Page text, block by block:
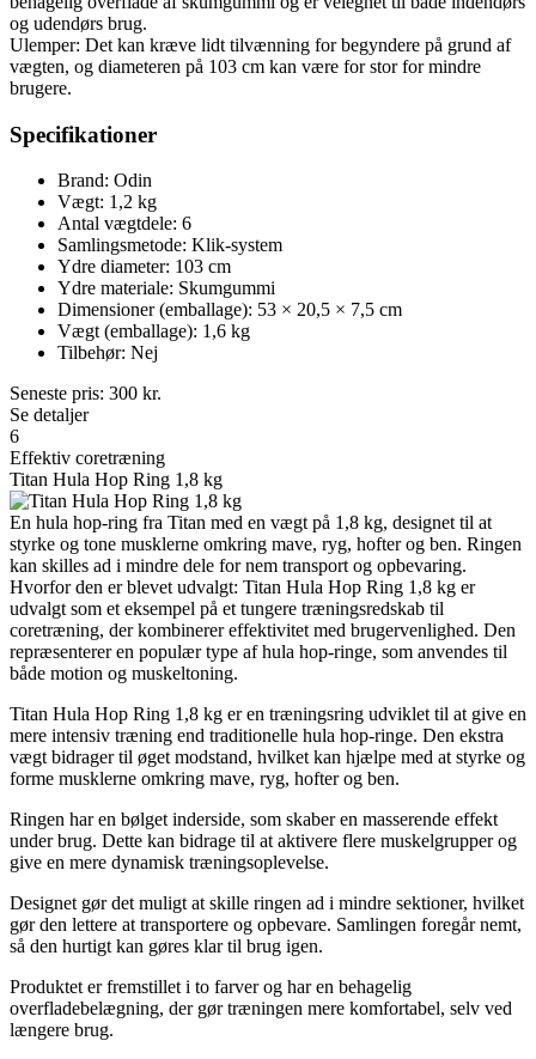
og udendørs brug.
Ulemper: Det kan kræve lidt tilvænning for begyndere på grund af
vægten, og diameteren på 103 cm kan være for stor for mindre
brugere.
Specifikationer
Brand: Odin
Vægt: 1,2 kg
Antal vægtdele: 6
Samlingsmetode: Klik-system
Ydre diameter: 103 cm
Ydre materiale: Skumgummi
Dimensioner (emballage): 53 × 20,5 × 7,5 cm
Vægt (emballage): 1,6 kg
Tilbehør: Nej
Seneste pris: 300 kr.
Se detaljer
6
Effektiv coretræning
Titan Hula Hop Ring 1,8 kg
En hula hop-ring fra Titan med en vægt på 1,8 kg, designet til at
styrke og tone musklerne omkring mave, ryg, hofter og ben. Ringen
kan skilles ad i mindre dele for nem transport og opbevaring.
Hvorfor den er blevet udvalgt: Titan Hula Hop Ring 1,8 kg er
udvalgt som et eksempel på et tungere træningsredskab til
coretræning, der kombinerer effektivitet med brugervenlighed. Den
repræsenterer en populær type af hula hop-ringe, som anvendes til
både motion og muskeltoning.
Titan Hula Hop Ring 1,8 kg er en træningsring udviklet til at give en
mere intensiv træning end traditionelle hula hop-ringe. Den ekstra
vægt bidrager til øget modstand, hvilket kan hjælpe med at styrke og
forme musklerne omkring mave, ryg, hofter og ben.
Ringen har en bølget inderside, som skaber en masserende effekt
under brug. Dette kan bidrage til at aktivere flere muskelgrupper og
give en mere dynamisk træningsoplevelse.
Designet gør det muligt at skille ringen ad i mindre sektioner, hvilket
gør den lettere at transportere og opbevare. Samlingen foregår nemt,
så den hurtigt kan gøres klar til brug igen.
Produktet er fremstillet i to farver og har en behagelig
overfladebelægning, der gør træningen mere komfortabel, selv ved
længere brug.